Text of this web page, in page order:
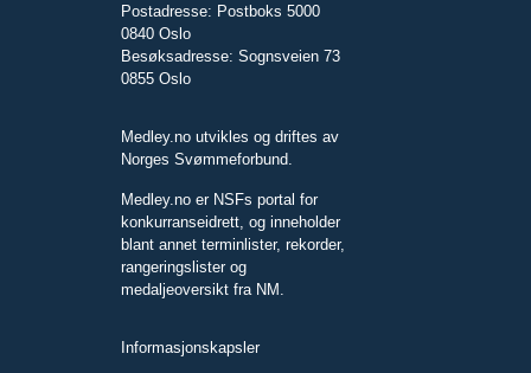
Postadresse: Postboks 5000
0840 Oslo
Besøksadresse: Sognsveien 73
0855 Oslo
Medley.no utvikles og driftes av
Norges Svømmeforbund.
Medley.no er NSFs portal for
konkurranseidrett, og inneholder
blant annet terminlister, rekorder,
rangeringslister og
medaljeoversikt fra NM.
Informasjonskapsler